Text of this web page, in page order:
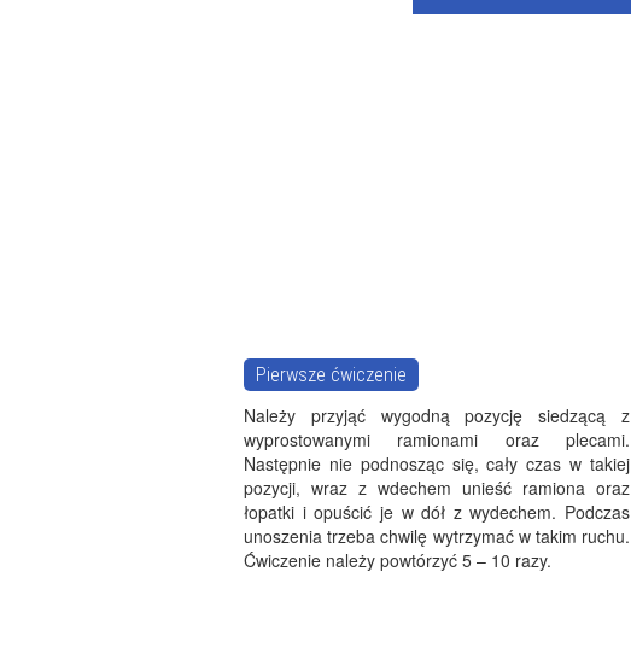
Pierwsze ćwiczenie
Należy przyjąć wygodną pozycję siedzącą z
wyprostowanymi ramionami oraz plecami.
Następnie nie podnosząc się, cały czas w takiej
pozycji, wraz z wdechem unieść ramiona oraz
łopatki i opuścić je w dół z wydechem. Podczas
unoszenia trzeba chwilę wytrzymać w takim ruchu.
Ćwiczenie należy powtórzyć 5 – 10 razy.